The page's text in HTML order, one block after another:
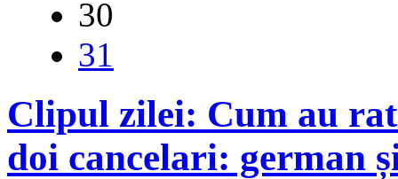
30
31
Clipul zilei: Cum au
doi cancelari: german